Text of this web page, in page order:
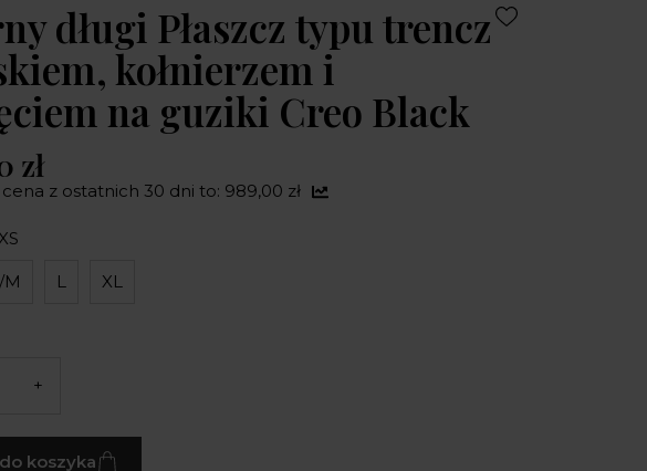
długi Płaszcz typu trencz
kołnierzem i
na guziki Creo Black
zł
cena z ostatnich 30 dni to: 989,00 zł
M L XL
+
koszyka